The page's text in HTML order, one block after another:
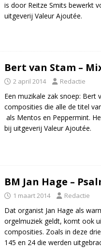
is door Reitze Smits bewerkt
uitgeverij Valeur Ajoutée.
Bert van Stam –
2 april 2014 Redactie
Een muzikale zak snoep: Bert
composities die alle de titel
als Mentos en Peppermint.
bij uitgeverij Valeur Ajoutée.
BM Jan Hage –
1 maart 2014 Redactie
Dat organist Jan Hage als
orgelmuziek geldt, komt ook
composities. Zoals in deze
145 en 24 die werden